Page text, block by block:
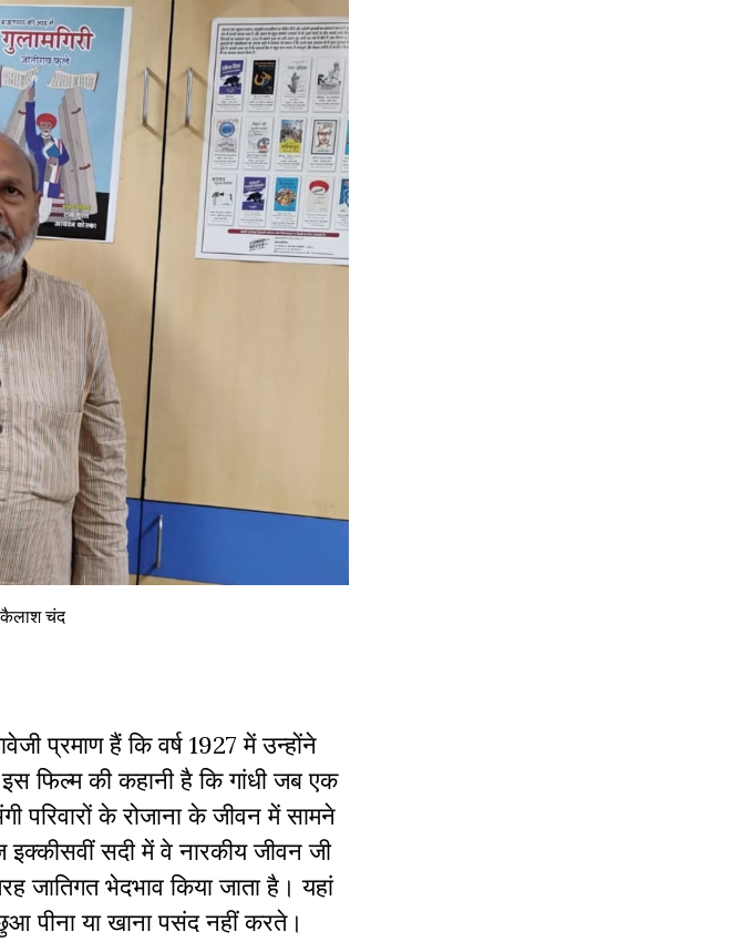
कैलाश चंद
प्रमाण हैं कि वर्ष 1927 में उन्होंने
इस फिल्म की कहानी है कि गांधी जब एक
परिवारों के रोजाना के जीवन में सामने
सदी में वे नारकीय जीवन जी
भेदभाव किया जाता है। यहां
पीना या खाना पसंद नहीं करते।